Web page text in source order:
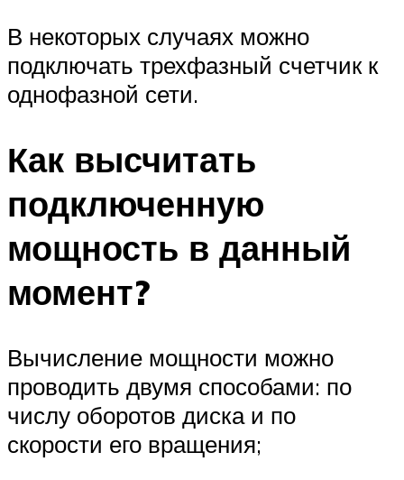
В некоторых случаях можно
подключать трехфазный счетчик к
однофазной сети.
Как высчитать
подключенную
мощность в данный
момент?
Вычисление мощности можно
проводить двумя способами: по
числу оборотов диска и по
скорости его вращения;